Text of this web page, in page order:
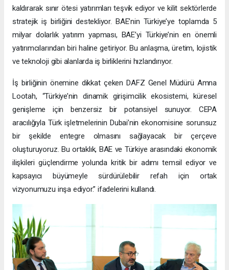
kaldırarak sınır ötesi yatırımları teşvik ediyor ve kilit sektörlerde
stratejik iş birliğini destekliyor. BAE’nin Türkiye’ye toplamda 5
milyar dolarlık yatırım yapması, BAE’yi Türkiye’nin en önemli
yatırımcılarından biri haline getiriyor. Bu anlaşma, üretim, lojistik
ve teknoloji gibi alanlarda iş birliklerini hızlandırıyor.
İş birliğinin önemine dikkat çeken DAFZ Genel Müdürü Amna
Lootah, “Türkiye’nin dinamik girişimcilik ekosistemi, küresel
genişleme için benzersiz bir potansiyel sunuyor. CEPA
aracılığıyla Türk işletmelerinin Dubai’nin ekonomisine sorunsuz
bir şekilde entegre olmasını sağlayacak bir çerçeve
oluşturuyoruz. Bu ortaklık, BAE ve Türkiye arasındaki ekonomik
ilişkileri güçlendirme yolunda kritik bir adımı temsil ediyor ve
kapsayıcı büyümeyle sürdürülebilir refah için ortak
vizyonumuzu inşa ediyor.” ifadelerini kullandı.